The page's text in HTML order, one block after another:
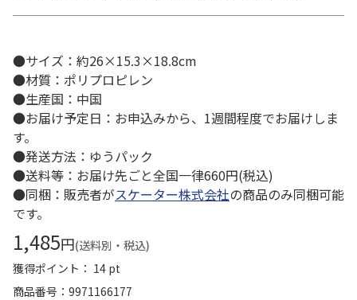
●サイズ：約26×15.3×18.8cm
●材質：ポリプロピレン
●生産国：中国
●お届け予定日：お申込みから、1週間程度でお届けしま
す。
●発送方法：ゆうパック
●送料等：お届け先ごと全国一律660円(税込)
●同梱：販売者がスケーター株式会社の商品のみ同梱可能
です。
1,485円(送料別・税込)
獲得ポイント： 14 pt
商品番号
9971166177